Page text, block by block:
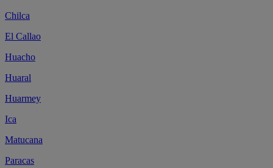
Chilca
El Callao
Huacho
Huaral
Huarmey
Ica
Matucana
Paracas